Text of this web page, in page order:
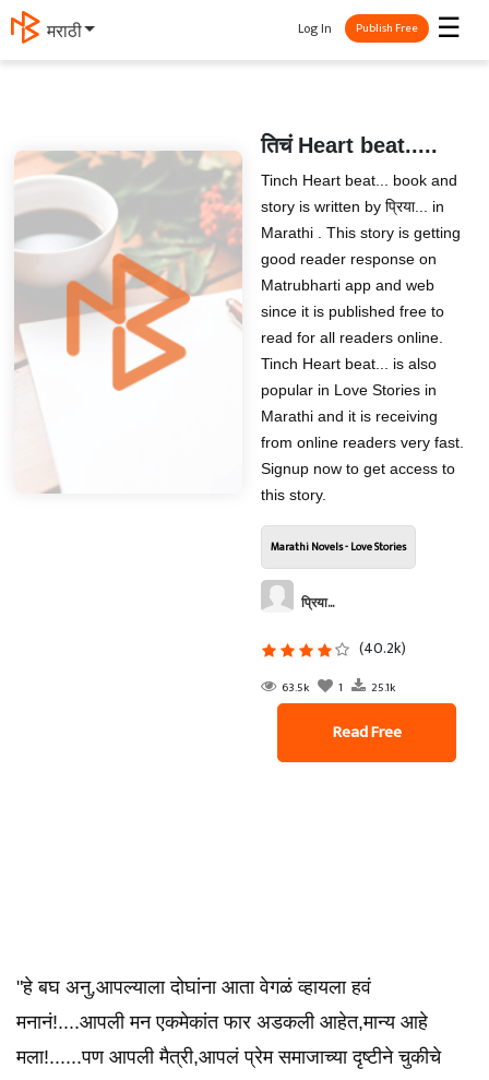
मराठी ☰
Log In Publish Free
तिचं Heart beat.....
Tinch Heart beat... book and
story is written by प्रिया... in
Marathi . This story is getting
good reader response on
Matrubharti app and web
since it is published free to
read for all readers online.
Tinch Heart beat... is also
popular in Love Stories in
Marathi and it is receiving
from online readers very fast.
Signup now to get access to
this story.
Marathi Novels - Love Stories
प्रिया...
(40.2k)
63.5k 1 25.1k
Read Free
"हे बघ अनु,आपल्याला दोघांना आता वेगळं व्हायला हवं
मनानं!....आपली मन एकमेकांत फार अडकली आहेत,मान्य आहे
मला!......पण आपली मैत्री,आपलं प्रेम समाजाच्या दृष्टीने चुकीचे